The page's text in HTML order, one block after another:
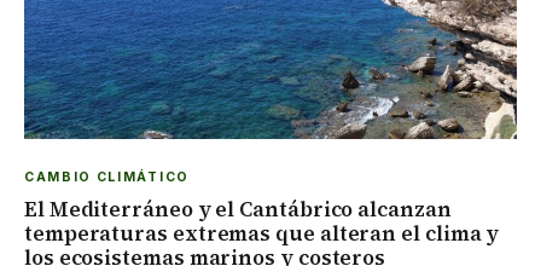
CAMBIO CLIMÁTICO
El Mediterráneo y el Cantábrico alcanzan
temperaturas extremas que alteran el clima y
los ecosistemas marinos y costeros